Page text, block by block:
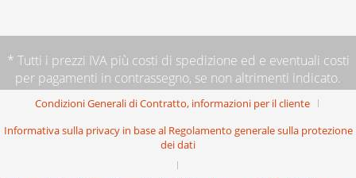
* Tutti i prezzi IVA più costi di spedizione ed e eventuali costi
per pagamenti in contrassegno, se non altrimenti indicato.
Condizioni Generali di Contratto, informazioni per il cliente
Informativa sulla privacy in base al Regolamento generale sulla protezione
dei dati